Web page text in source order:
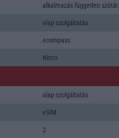
alkalmazás független szótár
alap szolgáltatás
ecompass
Nincs
alap szolgáltatás
eSIM
2